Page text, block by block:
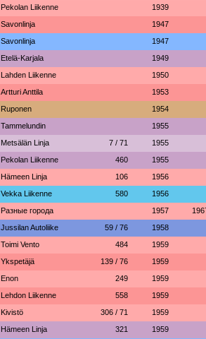
Pekolan Liikenne 1939
Savonlinja 1947
Savonlinja 1947
Etelä-Karjala 1949
Lahden Liikenne 1950
Artturi Anttila 1953
Ruponen 1954
Tammelundin 1955
Metsälän Linja 7 / 71 1955
Pekolan Liikenne 460 1955
Hämeen Linja 106 1956
Vekka Liikenne 580 1956
Разные города 1957
Jussilan Autoliike 59 / 76 1958
Toimi Vento 484 1959
Ykspetäjä 139 / 76 1959
Enon 249 1959
Lehdon Liikenne 558 1959
Kivistö 306 / 71 1959
Hämeen Linja 321 1959